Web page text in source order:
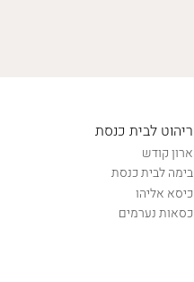
ריהוט לבית כנסת
ארון קודש
בימה לבית כנסת
כיסא אליהו
כסאות נערמים